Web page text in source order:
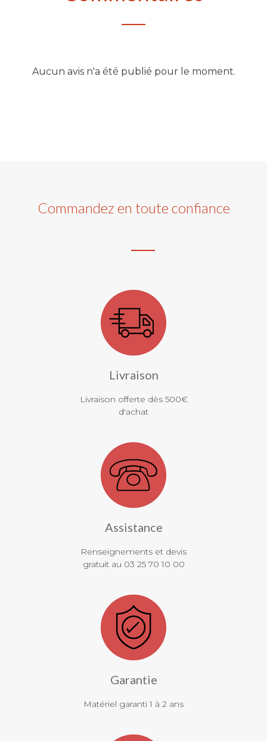
Aucun avis n'a été publié pour le moment.
Commandez en toute confiance
Livraison
Livraison offerte dès 500€
d'achat
Assistance
Renseignements et devis
gratuit au 03 25 70 10 00
Garantie
Matériel garanti 1 à 2 ans